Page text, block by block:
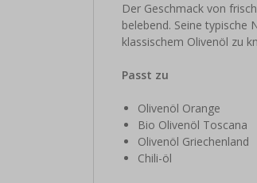
Der Geschmack von
belebend. Seine
klassischem Olivenöl zu
Passt zu
Olivenöl Orange
Bio Olivenöl Toscana
Olivenöl Griechenland
Chili-öl